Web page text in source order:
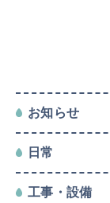
お知らせ
日常
工事・設備